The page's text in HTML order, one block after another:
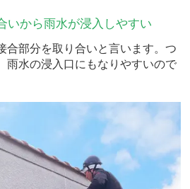
いから雨水が浸入しやすい
合部分を取り合いと言います。つ
雨水の浸入口にもなりやすいので